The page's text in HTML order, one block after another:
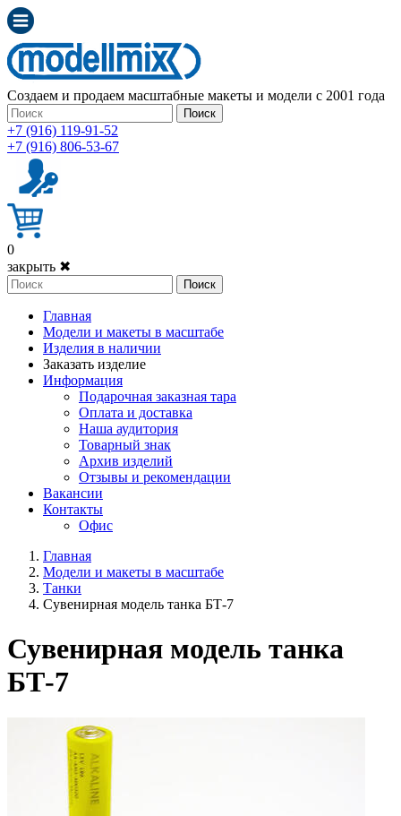
Создаем и продаем масштабные макеты и модели с 2001 года
Поиск
+7 (916) 119-91-52
+7 (916) 806-53-67
0
закрыть ✖
Поиск
Главная
Модели и макеты в масштабе
Изделия в наличии
Заказать изделие
Информация
Подарочная заказная тара
Оплата и доставка
Наша аудитория
Товарный знак
Архив изделий
Отзывы и рекомендации
Вакансии
Контакты
Офис
Главная
Модели и макеты в масштабе
Танки
Сувенирная модель танка БТ-7
Сувенирная модель танка
БТ-7